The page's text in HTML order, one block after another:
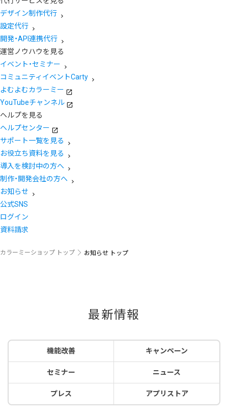
デザイン制作代行
設定代行
開発・API連携代行
運営ノウハウを見る
イベント・セミナー
コミュニティイベントCarty
よむよむカラーミー
YouTubeチャンネル
ヘルプを見る
ヘルプセンター
サポート一覧を見る
お役立ち資料を見る
導入を検討中の方へ
制作・開発会社の方へ
お知らせ
公式SNS
ログイン
資料請求
カラーミーショップ トップ お知らせ トップ
最新情報
機能改善 キャンペーン
セミナー ニュース
プレス アプリストア